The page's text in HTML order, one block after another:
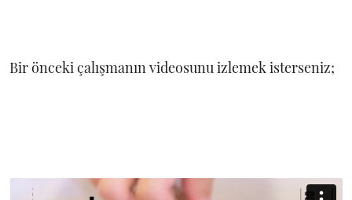
Bir önceki çalışmanın videosunu izlemek isterseniz;